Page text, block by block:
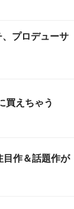
、プロデューサ
買えちゃう
作＆話題作が